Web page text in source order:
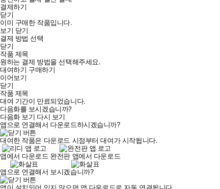
결제하기
닫기
이미 구매한 작품입니다.
보기 닫기
결제 방법 선택
닫기
작품 제목
원하는 결제 방법을 선택해주세요.
대여하기 구매하기
이어보기
닫기
작품 제목
대여 기간이 만료되었습니다.
다음화를 보시겠습니까?
다음화 보기 다시 보기
앱으로 연결해서 다운로드하시겠습니까?
대여한 작품은 다운로드 시점부터 대여가 시작됩니다.
앱에서 다운로드 완전판 앱에서 다운로드
앱으로 연결해서 보시겠습니까?